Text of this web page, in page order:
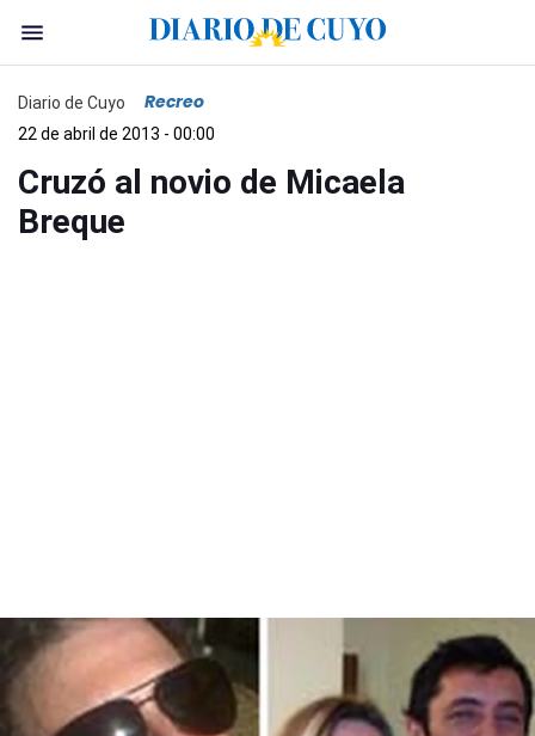
Diario de Cuyo Recreo
22 de abril de 2013 - 00:00
Cruzó al novio de Micaela
Breque